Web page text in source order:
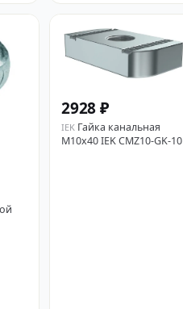
2928 ₽
IEK Гайка канальная
М10х40 IEK CMZ10-GK-10